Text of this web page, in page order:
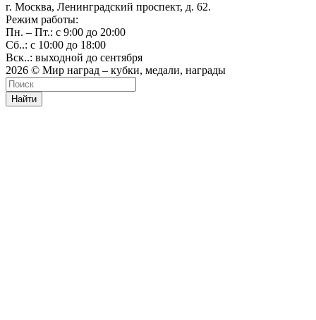
г. Москва, Ленинградский проспект, д. 62.
Режим работы:
Пн. – Пт.: с 9:00 до 20:00
Сб..: с 10:00 до 18:00
Вск..: выходной до сентября
2026 © Мир наград – кубки, медали, награды
Найти